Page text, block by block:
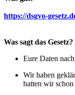
https://dsgvo-
Was sagt das Gesetz?
Eure Daten
Wir haben
hatten wir schon